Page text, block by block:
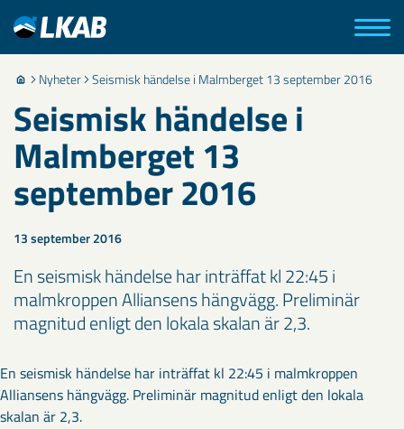
Nyheter Seismisk händelse i Malmberget 13 september 2016
Seismisk händelse i
Malmberget 13
september 2016
13 september 2016
En seismisk händelse har inträffat kl 22:45 i
malmkroppen Alliansens hängvägg. Preliminär
magnitud enligt den lokala skalan är 2,3.​
En seismisk händelse har inträffat kl 22:45 i malmkroppen
Alliansens hängvägg. Preliminär magnitud enligt den lokala
skalan är 2,3.​